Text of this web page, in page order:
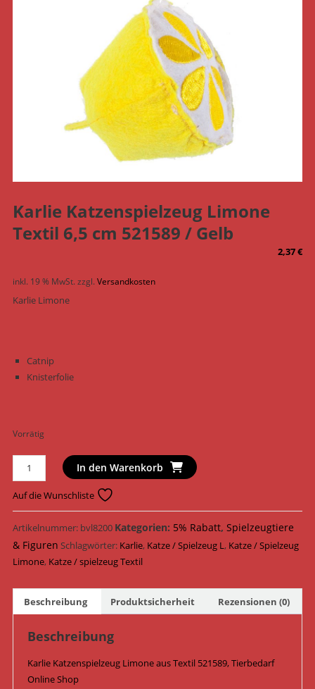
Karlie Katzenspielzeug Limone
Textil 6,5 cm 521589 / Gelb
2,37€
inkl. 19 % MwSt.zzgl.Versandkosten
Karlie Limone
Catnip
Knisterfolie
Vorrätig
Karlie
Katzenspielzeug
Limone
Textil
6,5
cm
521589
Gelb
Menge
In den Warenkorb
Auf die Wunschliste
Artikelnummer: bvl8200 Kategorien: 5% Rabatt, Spielzeugtiere
& Figuren Schlagwörter: Karlie, Katze / Spielzeug L, Katze / Spielzeug
Limone, Katze / spielzeug Textil
Beschreibung Produktsicherheit Rezensionen (0)
Beschreibung
Karlie Katzenspielzeug Limone aus Textil 521589, Tierbedarf
Online Shop